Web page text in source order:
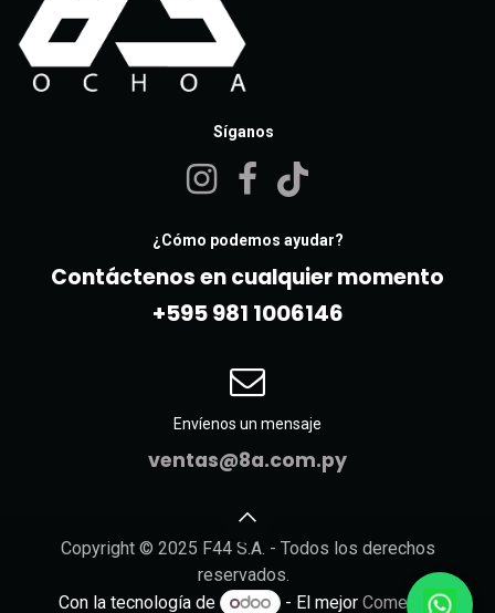
Síganos
¿Cómo podemos ayudar?
Contáctenos en cualquier momento
+595 981 10061​46
Envíenos un mensaje
ventas@8a.com.py
Copyright © 2025 F44 S.A. - Todos los derechos
reservados.
Con la tecnología de
- El mejor Comercio